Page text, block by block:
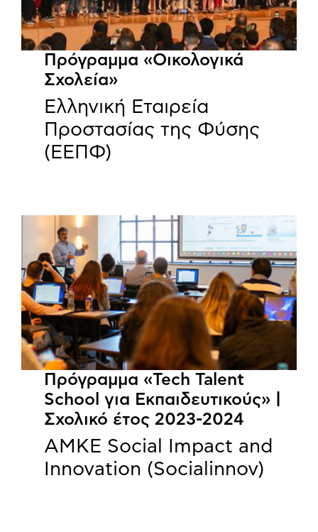
Πρόγραμμα «Οικολογικά
Σχολεία»
Ελληνική Εταιρεία
Προστασίας της Φύσης
(ΕΕΠΦ)
Πρόγραμμα «Tech Talent
School για Εκπαιδευτικούς» |
Σχολικό έτος 2023-2024
ΑΜΚΕ Social Impact and
Innovation (Socialinnov)